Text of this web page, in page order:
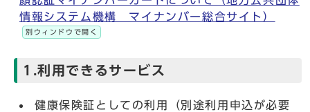
情報システム機構 マイナンバー総合サイト）
別ウィンドウで開く
1.利用できるサービス
健康保険証としての利用（別途利用申込が必要